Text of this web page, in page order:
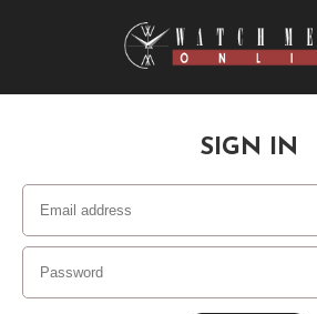
SIGN IN